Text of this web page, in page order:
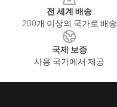
전 세계 배송
200개 이상의 국가로 배송
국제 보증
사용 국가에서 제공